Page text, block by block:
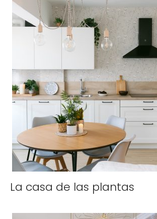
La casa de las plantas